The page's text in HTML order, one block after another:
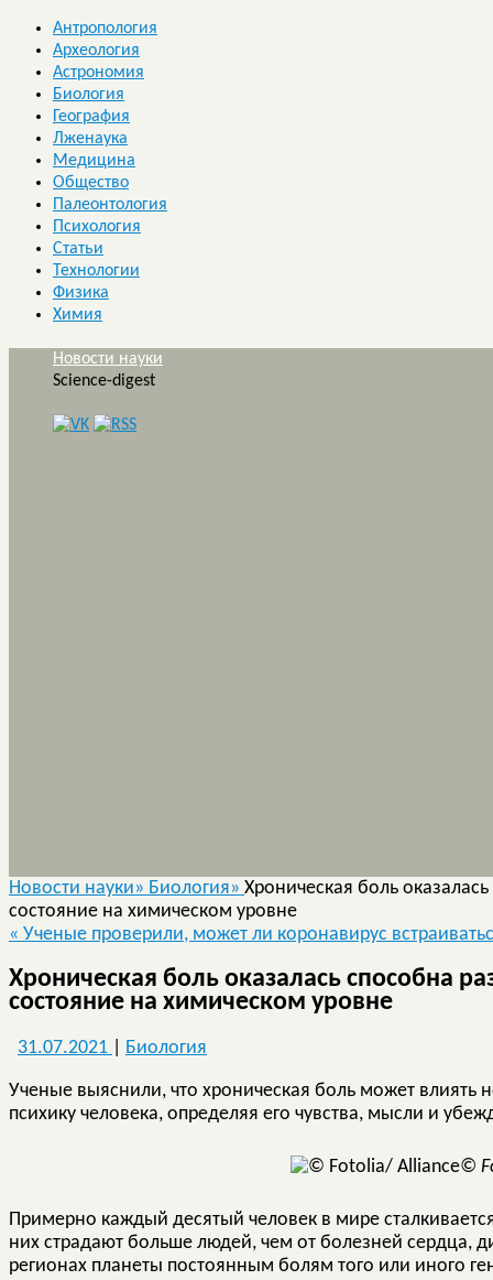
Антропология
Археология
Астрономия
Биология
География
Лженаука
Медицина
Общество
Палеонтология
Психология
Статьи
Технологии
Физика
Химия
Новости науки
Science-digest
Новости науки» Биология» Хроническая боль
состояние на химическом уровне
« Ученые проверили, может ли коронавирус
Хроническая боль оказалась способна
состояние на химическом уровне
31.07.2021 Биология
Ученые выяснили, что хроническая боль может влиять
психику человека, определяя его
©
Примерно каждый десятый человек в мире
них страдают больше людей, чем от болезней сердца,
регионах планеты постоянным болям того или иного